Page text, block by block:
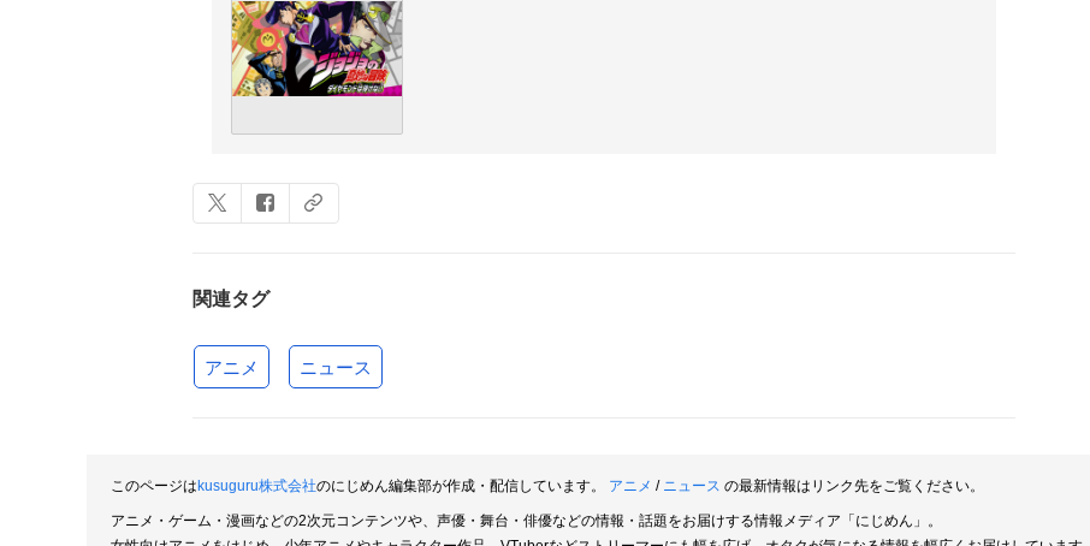
関連タグ
アニメ ニュース
このページはkusuguru株式会社のにじめん編集部が作成・配信しています。 アニメ / ニュース の最新情報はリンク先をご覧ください。
アニメ・ゲーム・漫画などの2次元コンテンツや、声優・舞台・俳優などの情報・話題をお届けする情報メディア「にじめん」。